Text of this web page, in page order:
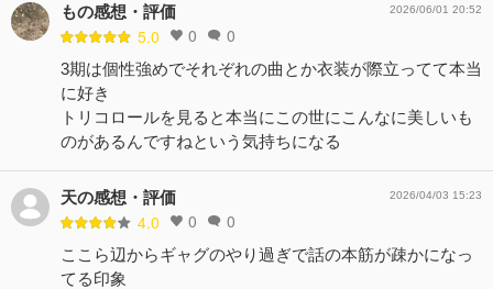
もの感想・評価
5.0 0 0
2026/06/01 20:52
3期は個性強めでそれぞれの曲とか衣装が際立ってて本当
に好き
トリコロールを見ると本当にこの世にこんなに美しいも
のがあるんですねという気持ちになる
天の感想・評価
4.0 0 0
2026/04/03 15:23
ここら辺からギャグのやり過ぎで話の本筋が疎かになっ
てる印象